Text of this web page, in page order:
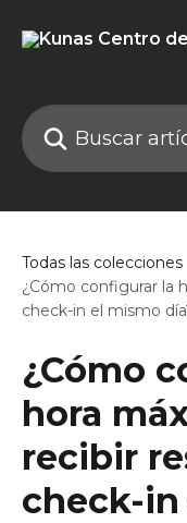
Buscar artículos...
Todas las colecciones
¿Cómo configurar la
check-in el mismo
¿Cómo
hora
recibir
check-in